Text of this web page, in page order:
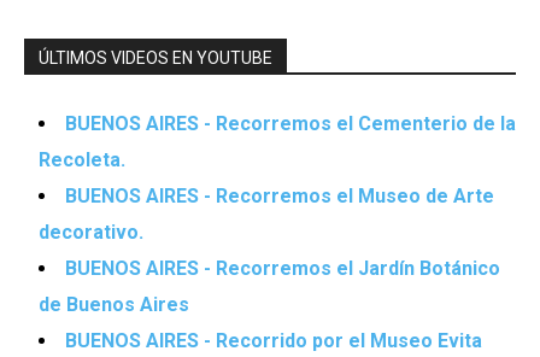
ÚLTIMOS VIDEOS EN YOUTUBE
BUENOS AIRES - Recorremos el Cementerio de la
Recoleta.
BUENOS AIRES - Recorremos el Museo de Arte
decorativo.
BUENOS AIRES - Recorremos el Jardín Botánico
de Buenos Aires
BUENOS AIRES - Recorrido por el Museo Evita